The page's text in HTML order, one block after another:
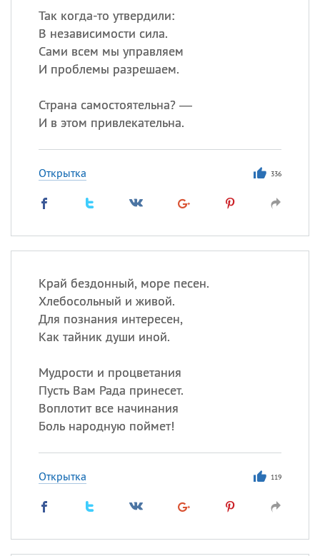
Так когда-то утвердили:
В независимости сила.
Сами всем мы управляем
И проблемы разрешаем.
Страна самостоятельна? —
И в этом привлекательна.
Открытка 336
Край бездонный, море песен.
Хлебосольный и живой.
Для познания интересен,
Как тайник души иной.
Мудрости и процветания
Пусть Вам Рада принесет.
Воплотит все начинания
Боль народную поймет!
Открытка 119